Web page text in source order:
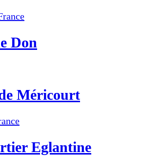
Don
Méricourt
Eglantine